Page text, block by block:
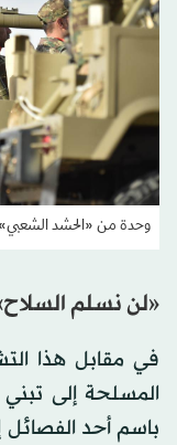
وحدة من «الحشد
«لن نسلم
في مقابل هذا
المسلحة إلى
باسم أحد